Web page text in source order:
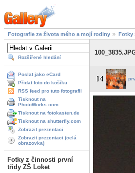
Fotografie ze života mého a mojí rodiny Fotky
Rozšířené hledání
Poslat jako eCard
Přidat foto do košíku
RSS feed pro tuto fotografii
Tisknout na
PhotoWorks.com
Tisknout na fotokasten.de
Tisknout na shutterfly.com
Zobrazit prezentaci
Zobrazit prezentaci (celá
obrazovka)
Fotky z činnosti první
třídy ZŠ Loket